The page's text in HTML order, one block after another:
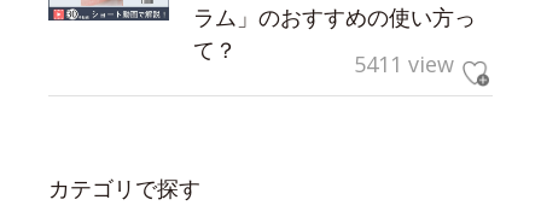
ラム」のおすすめの使い方っ
て？
5411 view
カテゴリで探す